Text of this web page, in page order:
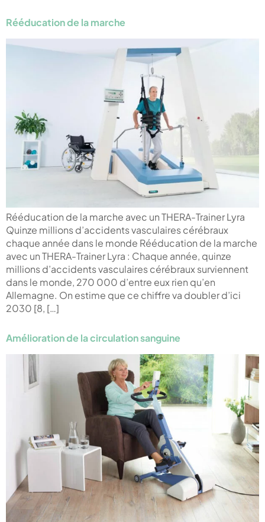
Rééducation de la marche
Rééducation de la marche avec un THERA-Trainer Lyra
Quinze millions d’accidents vasculaires cérébraux
chaque année dans le monde Rééducation de la marche
avec un THERA-Trainer Lyra : Chaque année, quinze
millions d’accidents vasculaires cérébraux surviennent
dans le monde, 270 000 d’entre eux rien qu’en
Allemagne. On estime que ce chiffre va doubler d’ici
2030 [8, […]
Amélioration de la circulation sanguine